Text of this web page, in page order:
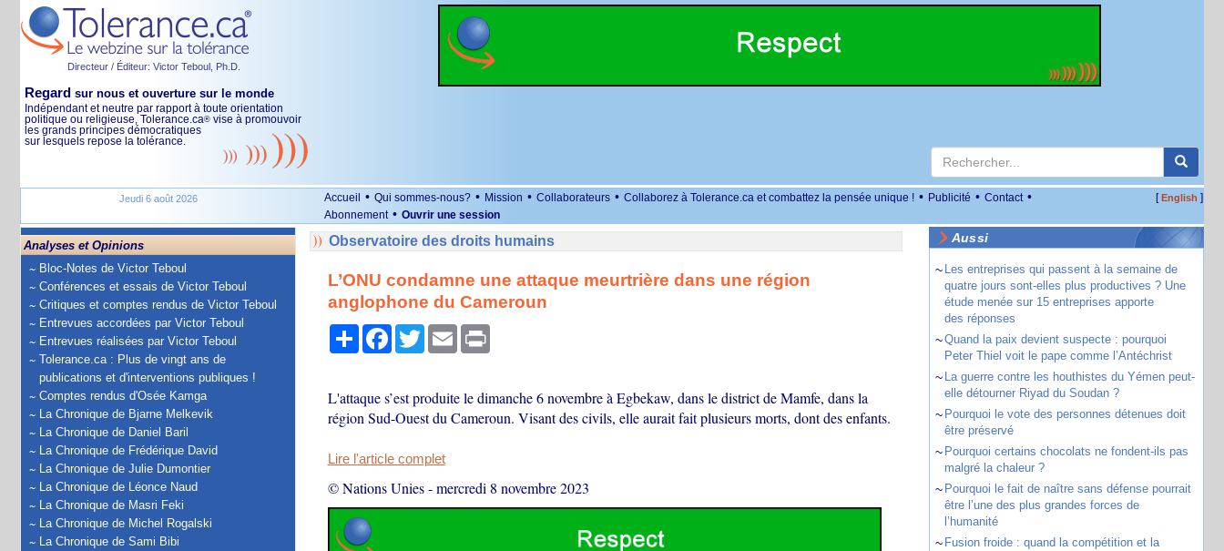
Directeur / Éditeur: Victor Teboul, Ph.D.
Regard sur nous et ouverture sur le monde
Indépendant et neutre par rapport à toute orientation
politique ou religieuse, Tolerance.ca® vise à promouvoir
les grands principes démocratiques
sur lesquels repose la tolérance.
Jeudi 6 août 2026 Accueil • Qui sommes-nous? • Mission • Collaborateurs • Collaborez à Tolerance.ca et combattez la pensée unique ! • Publicité • Contact •
Abonnement • Ouvrir une session
[English ]
Analyses et Opinions
Bloc-Notes de Victor Teboul
Conférences et essais de Victor Teboul
Critiques et comptes rendus de Victor Teboul
Entrevues accordées par Victor Teboul
Entrevues réalisées par Victor Teboul
Tolerance.ca : Plus de vingt ans de
publications et d'interventions publiques !
Comptes rendus d'Osée Kamga
La Chronique de Bjarne Melkevik
La Chronique de Daniel Baril
La Chronique de Frédérique David
La Chronique de Julie Dumontier
La Chronique de Léonce Naud
La Chronique de Masri Feki
La Chronique de Michel Rogalski
La Chronique de Sami Bibi
Observatoire des droits humains
L’ONU condamne une attaque meurtrière dans une région
anglophone du Cameroun
PartagerFacebook
TwitterEmail Print
L'attaque s’est produite le dimanche 6 novembre à Egbekaw, dans le district de Mamfe, dans la
région Sud-Ouest du Cameroun. Visant des civils, elle aurait fait plusieurs morts, dont des enfants.
Lire l'article complet
© Nations Unies-mercredi 8 novembre 2023
Aussi
~ Les entreprises qui passent à la semaine de
quatre jours sont-elles plus productives ? Une
étude menée sur 15 entreprises apporte
des réponses
~Quand la paix devient suspecte : pourquoi
Peter Thiel voit le pape comme l’Antéchrist
~ La guerre contre les houthistes du Yémen peut-
elle détourner Riyad du Soudan ?
~ Pourquoi le vote des personnes détenues doit
être préservé
~ Pourquoi certains chocolats ne fondent-ils pas
malgré la chaleur ?
~ Pourquoi le fait de naître sans défense pourrait
être l’une des plus grandes forces de
l’humanité
~ Fusion froide : quand la compétition et la